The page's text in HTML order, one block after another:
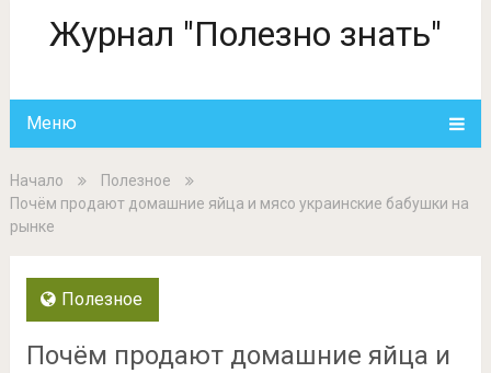
Журнал "Полезно знать"
Меню
Начало
Полезное
Почём продают домашние яйца и мясо украинские бабушки на
рынке
Полезное
Почём продают домашние яйца и